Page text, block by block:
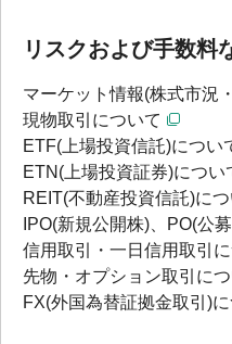
リスクおよび手数料
マーケット情報(株式市況
現物取引について
ETF(上場投資信託)につい
ETN(上場投資証券)につい
REIT(不動産投資信託)につ
IPO(新規公開株)、PO(公
信用取引・一日信用取引
先物・オプション取引に
FX(外国為替証拠金取引)